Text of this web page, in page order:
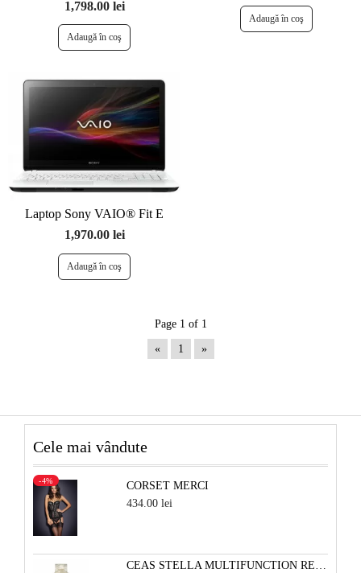
1,798.00 lei
Laptop Sony VAIO® Fit E
1,970.00 lei
Page 1 of 1
« 1 »
Cele mai vândute
CORSET MERCI
-4%
434.00 lei
CEAS STELLA MULTIFUNCTION RESIN - ALB PERLAT SI ROSE